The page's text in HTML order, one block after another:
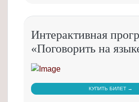
Интерактивная
«Поговорить на
КУПИТЬ БИЛЕТ →